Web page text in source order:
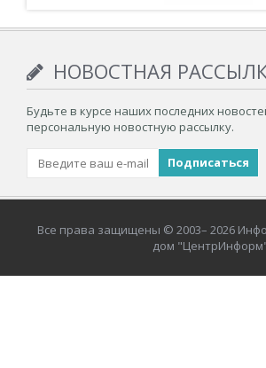
НОВОСТНАЯ
Будьте в курсе наших последних
персональную новостную рассылку.
Все права защищены © 2003– 2026
дом